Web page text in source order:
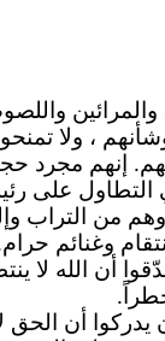
، ولا
إنهم
التطاول على
وهم من التراب
وغنائم
الله لا
أن